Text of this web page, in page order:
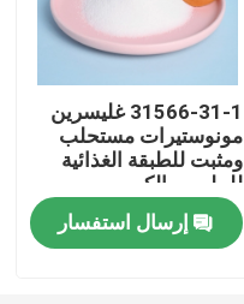
31566-31-1 غليسرين
مونوستيرات مستحلب
ومثبت للطبقة الغذائية
للملمس الكريمي
إرسال استفسار